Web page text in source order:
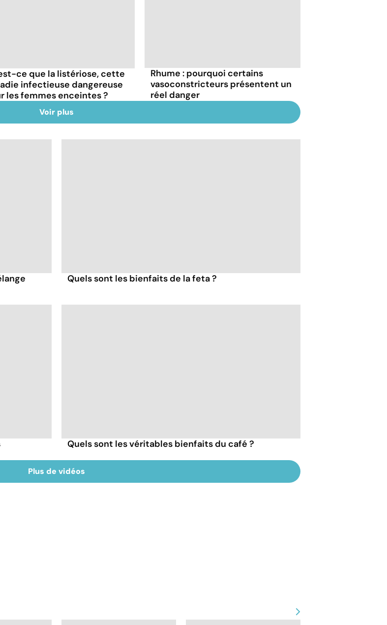
ce que la listériose, cette
infectieuse dangereuse
les femmes enceintes ?
Rhume : pourquoi certains
vasoconstricteurs présentent un
réel danger
Voir plus
Quels sont les bienfaits de la feta ?
Quels sont les véritables bienfaits du café ?
Plus de vidéos